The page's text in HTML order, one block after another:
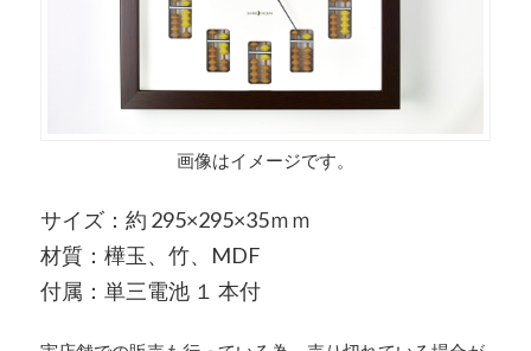
画像はイメージです。
サイズ：約 295×295×35ｍｍ
材質：樺玉、竹、MDF
付属：単三電池 １ 本付